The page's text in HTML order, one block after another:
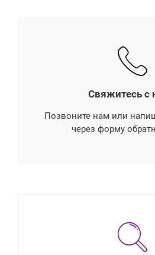
Свяжитесь с
Позвоните нам или
через форму